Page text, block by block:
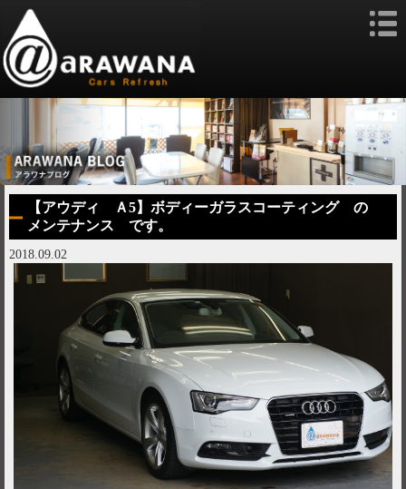
【アウディ Ａ5】ボディーガラスコーティング の
メンテナンス です。
2018.09.02